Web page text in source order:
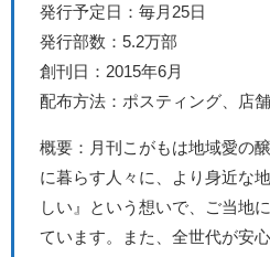
発行予定日：毎月25日
発行部数：5.2万部
創刊日：2015年6月
配布方法：ポスティング、店
概要：月刊こがもは地域愛の
に暮らす人々に、より身近な
しい』という想いで、ご当地
ています。また、全世代が安